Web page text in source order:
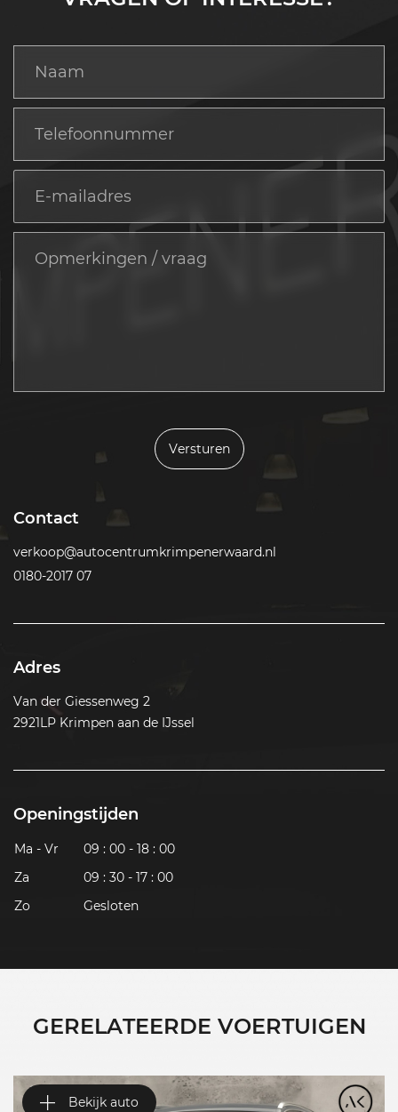
Versturen
Contact
verkoop@autocentrumkrimpenerwaard.nl
0180-2017 07
Adres
Van der Giessenweg 2
2921LP Krimpen aan de IJssel
Openingstijden
Ma - Vr
09 : 00 - 18 : 00
Za
09 : 30 - 17 : 00
Zo
Gesloten
GERELATEERDE VOERTUIGEN
Bekijk auto